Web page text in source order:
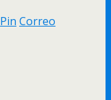
Pin Correo